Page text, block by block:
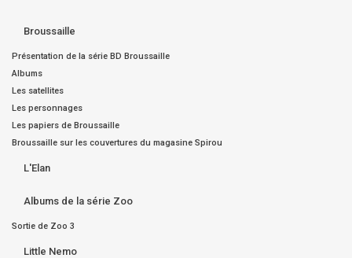
Broussaille
Présentation de la série BD Broussaille
Albums
Les satellites
Les personnages
Les papiers de Broussaille
Broussaille sur les couvertures du magasine Spirou
L'Elan
Albums de la série Zoo
Sortie de Zoo 3
Little Nemo